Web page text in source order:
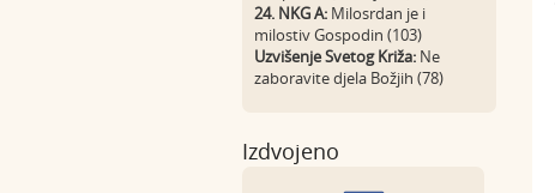
24. NKG A: Milosrdan je i
milostiv Gospodin (103)
Uzvišenje Svetog Križa: Ne
zaboravite djela Božjih (78)
Izdvojeno